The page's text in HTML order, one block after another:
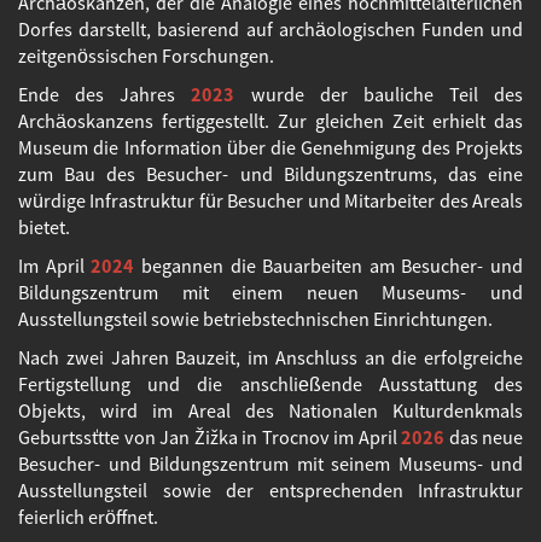
Dorfes darstellt, basierend auf archäologischen Funden und
zeitgenössischen Forschungen.
Ende des Jahres2023 wurde der bauliche Teil des
Archäoskanzens fertiggestellt. Zur gleichen Zeit erhielt das
Museum die Information über die Genehmigung des Projekts
zum Bau des Besucher- und Bildungszentrums, das eine
würdige Infrastruktur für Besucher und Mitarbeiter des Areals
bietet.
Im April2024 begannen die Bauarbeiten am Besucher- und
Bildungszentrum mit einem neuen Museums- und
Ausstellungsteil sowie betriebstechnischen Einrichtungen.
Nach zwei Jahren Bauzeit, im Anschluss an die erfolgreiche
Fertigstellung und die anschließende Ausstattung des
Objekts, wird im Areal des Nationalen Kulturdenkmals
Geburtsstätte von Jan Žižka in Trocnov im April2026 das neue
Besucher- und Bildungszentrum mit seinem Museums- und
Ausstellungsteil sowie der entsprechenden Infrastruktur
feierlich eröffnet.